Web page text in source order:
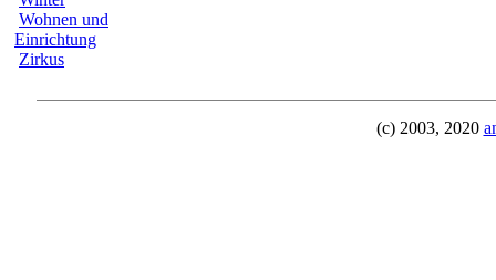
Wohnen und
Einrichtung
Zirkus
(c) 2003, 2020